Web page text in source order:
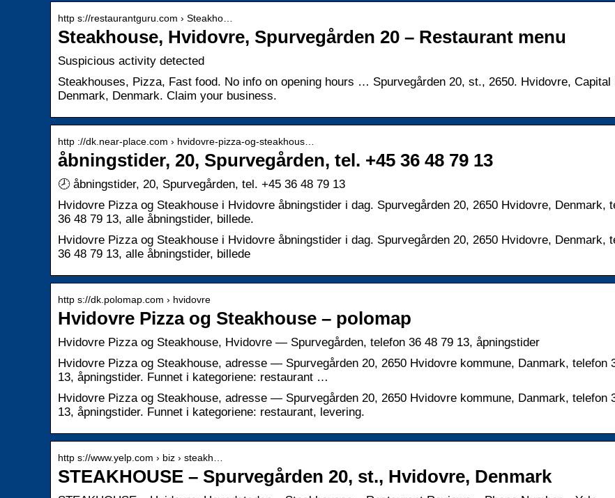
http s://restaurantguru.com › Steakho…
Steakhouse, Hvidovre, Spurvegården 20 – Restaurant menu
Suspicious activity detected
Steakhouses, Pizza, Fast food. No info on opening hours … Spurvegården 20, st., 2650. Hvidovre, Capital
Denmark, Denmark. Claim your business.
http ://dk.near-place.com › hvidovre-pizza-og-steakhous…
åbningstider, 20, Spurvegården, tel. +45 36 48 79 13
🕗 åbningstider, 20, Spurvegården, tel. +45 36 48 79 13
Hvidovre Pizza og Steakhouse i Hvidovre åbningstider i dag. Spurvegården 20, 2650 Hvidovre, Denmark,
36 48 79 13, alle åbningstider, billede.
Hvidovre Pizza og Steakhouse i Hvidovre åbningstider i dag. Spurvegården 20, 2650 Hvidovre, Denmark,
36 48 79 13, alle åbningstider, billede
http s://dk.polomap.com › hvidovre
Hvidovre Pizza og Steakhouse – polomap
Hvidovre Pizza og Steakhouse, Hvidovre — Spurvegården, telefon 36 48 79 13, åpningstider
Hvidovre Pizza og Steakhouse, adresse — Spurvegården 20, 2650 Hvidovre kommune, Danmark, telefon
13, åpningstider. Funnet i kategoriene: restaurant …
Hvidovre Pizza og Steakhouse, adresse — Spurvegården 20, 2650 Hvidovre kommune, Danmark, telefon
13, åpningstider. Funnet i kategoriene: restaurant, levering.
http s://www.yelp.com › biz › steakh…
STEAKHOUSE – Spurvegården 20, st., Hvidovre, Denmark